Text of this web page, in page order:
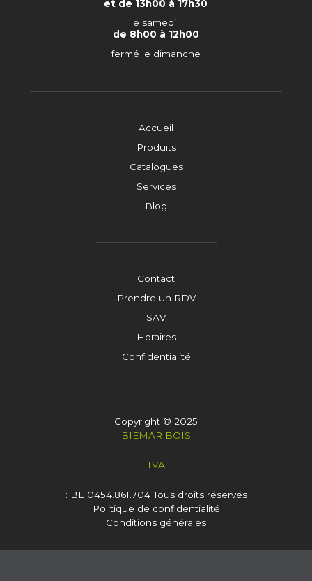
Accueil
Produits
Catalogues
Services
Blog
Contact
Prendre un RDV
SAV
Horaires
Confidentialité
et de 13h00 à 17h30
le samedi :
de 8h00 à 12h00
fermé le dimanche
Copyright © 2025
BIEMAR BOIS
TVA
: BE 0454.861.704Tous droits réservés
Politique de confidentialité
Conditions générales